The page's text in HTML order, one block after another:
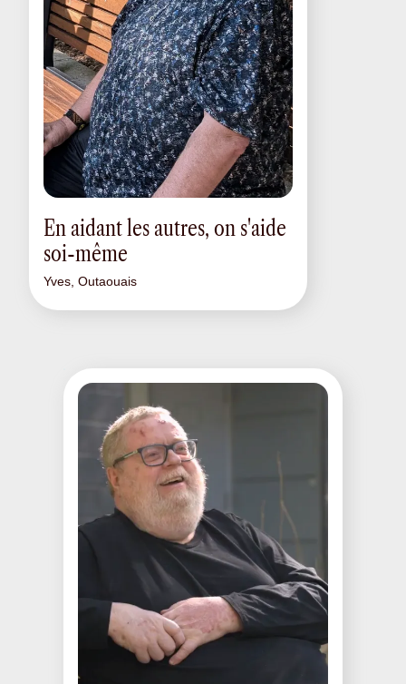
En aidant les autres, on s'aide
soi-même
Yves, Outaouais